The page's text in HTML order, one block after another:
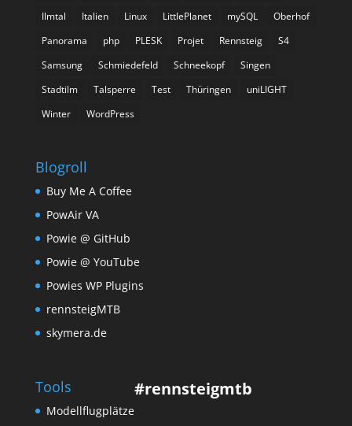
Ilmtal
Italien Linux LittlePlanet mySQL
Oberhof
Panorama
php PLESK Projet Rennsteig
S4
Samsung
Schmiedefeld Schneekopf
Singen
Stadtilm
Talsperre Test Thüringen
uniLIGHT
Winter
WordPress
Blogroll
Buy Me A Coffee
PowAir VA
Powie @ GitHub
Powie @ YouTube
Powies WP Plugins
rennsteigMTB
skymera.de
Tools
Modellflugplätze
#rennsteigmtb